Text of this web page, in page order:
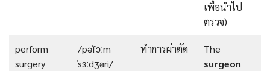
เพื่อนำไป
ตรวจ)
perform
surgery
/pəˈfɔːm
ˈsɜːdʒəri/
ทำการผ่าตัด
The
surgeon